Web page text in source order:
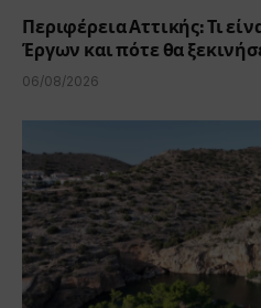
Περιφέρεια Αττικής: Τι
Έργων και πότε θα
06/08/2026